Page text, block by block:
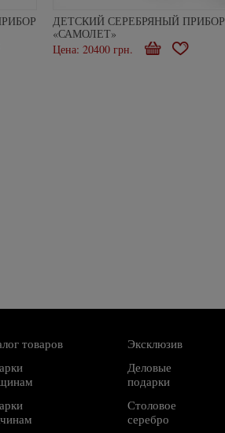
ДЕТСКИЙ СЕРЕБРЯНЫЙ ПРИБОР
«САМОЛЕТ»
Цена: 20400 грн.
В
В
товаров
Эксклюзив
Деловые
подарки
Столовое
серебро